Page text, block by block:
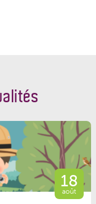
18
août